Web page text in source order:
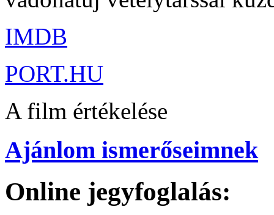
IMDB
PORT.HU
A film értékelése
Ajánlom ismerőseimnek
Online jegyfoglalás: